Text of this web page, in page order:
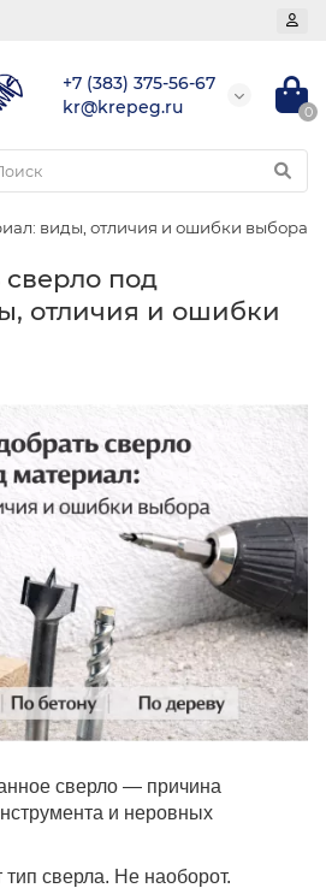
+7 (383) 375-56-67
kr@krepeg.ru
0
виды, отличия и ошибки выбора
сверло под
отличия и ошибки
сверло — причина
и неровных
сверла. Не наоборот.